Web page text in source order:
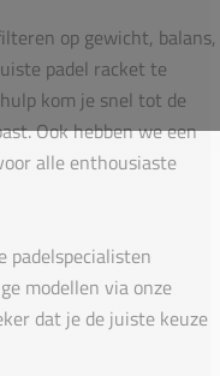
op gewicht, balans,
padel racket te
kom je snel tot de
Ook hebben we een
alle enthousiaste
padelspecialisten
modellen via onze
dat je de juiste keuze